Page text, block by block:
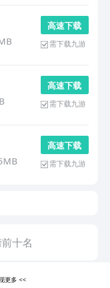
高 速 下 载
需下载九游
高 速 下 载
需下载九游
高 速 下 载
需下载九游
十名
更多<<